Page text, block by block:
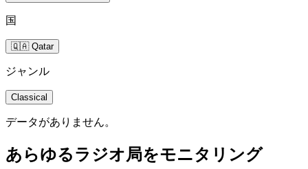
国
🇶🇦 Qatar
ジャンル
Classical
データがありません。
あらゆるラジオ局をモニタリング